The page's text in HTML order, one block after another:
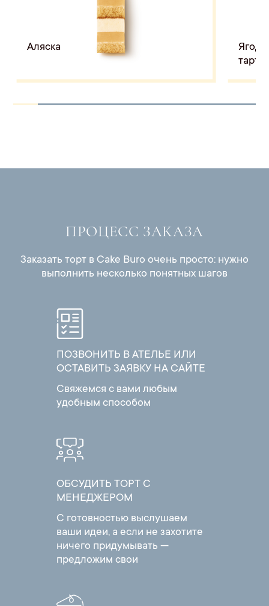
Аляска
тарт
ПРОЦЕСС ЗАКАЗА
Заказать торт в Cake Buro очень просто: нужно
выполнить несколько понятных шагов
ПОЗВОНИТЬ В АТЕЛЬЕ ИЛИ
ОСТАВИТЬ ЗАЯВКУ НА САЙТЕ
Свяжемся с вами любым
удобным способом
ОБСУДИТЬ ТОРТ С
МЕНЕДЖЕРОМ
С готовностью выслушаем
ваши идеи, а если не захотите
ничего придумывать —
предложим свои